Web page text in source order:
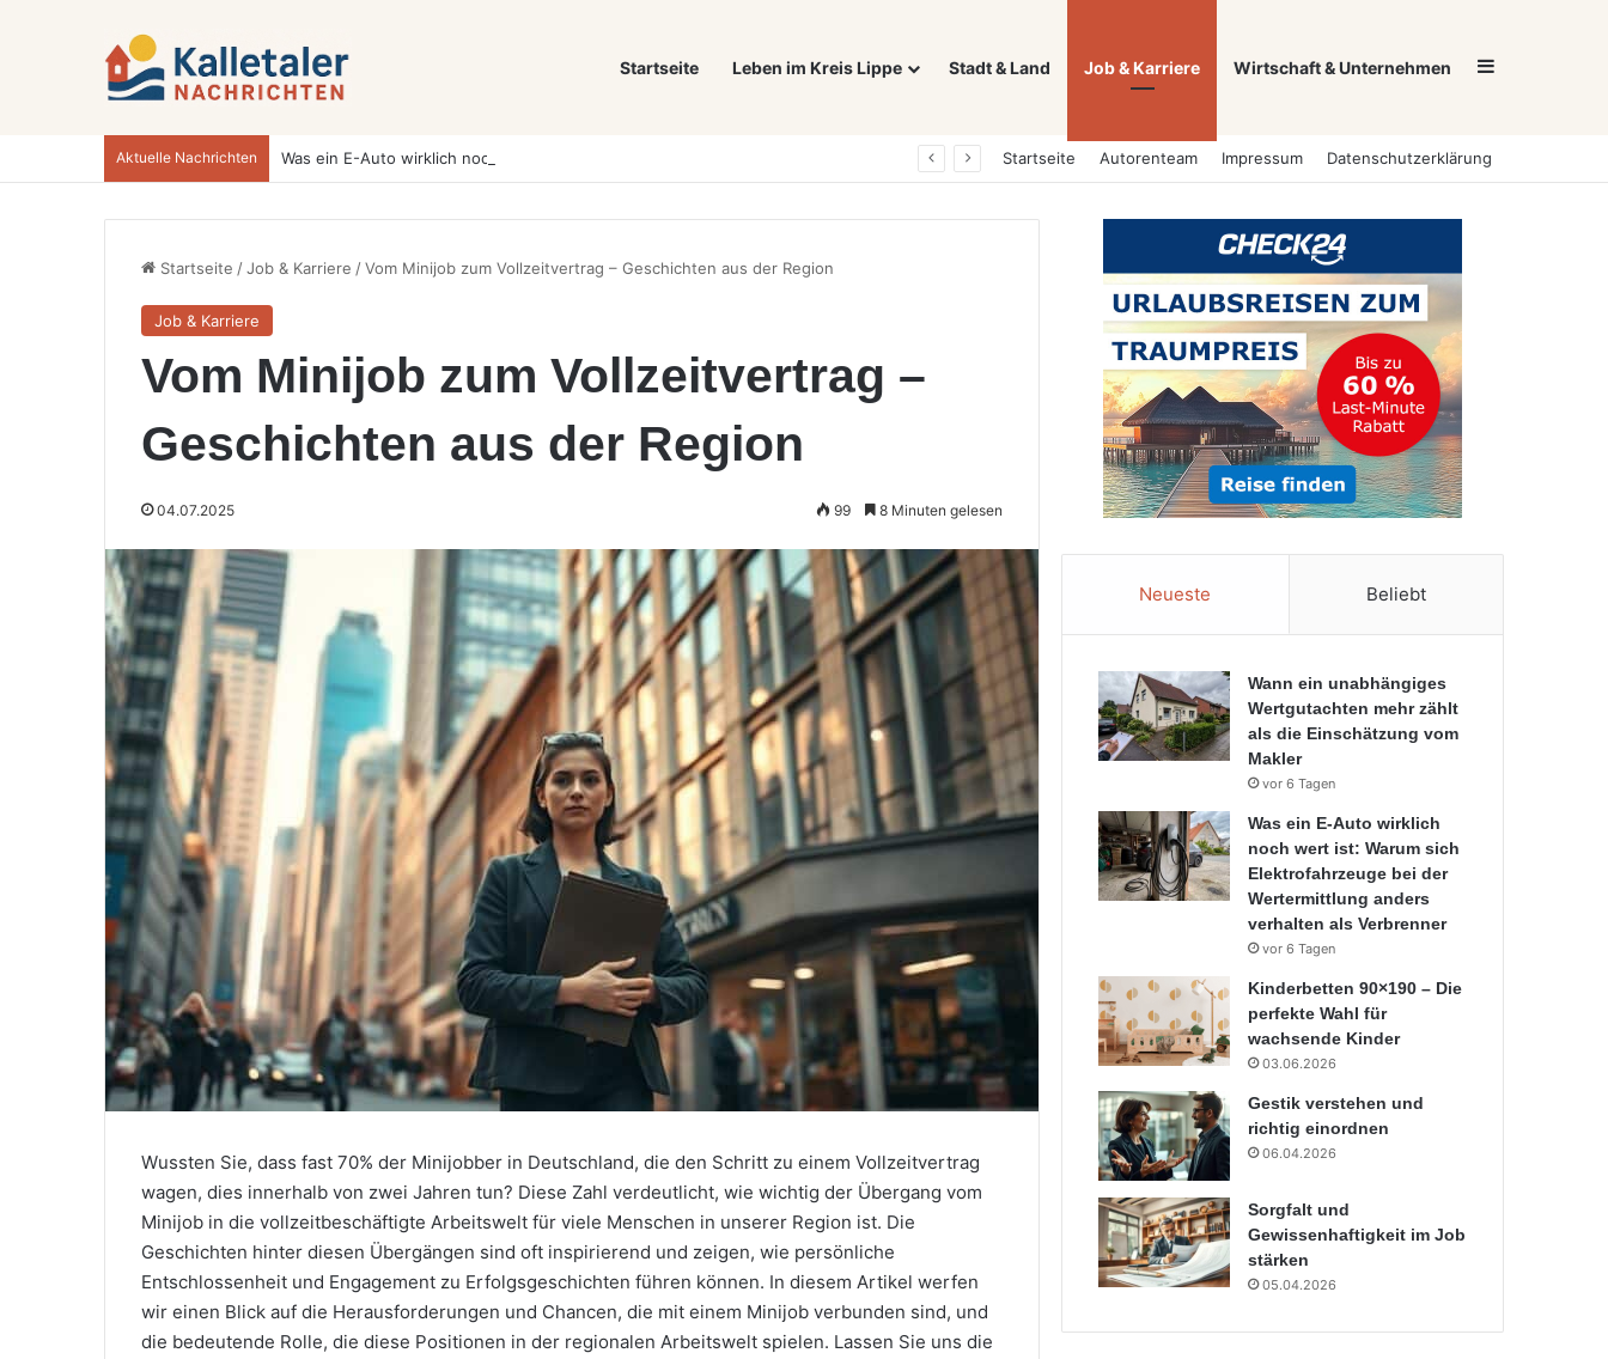
Startseite Leben im Kreis Lippe Stadt & Land Job & Karriere Wirtschaft & Unternehmen Sidebar
Aktuelle Nachrichten Startseite Autorenteam Impressum Datenschutzerklärung
Startseite /Job & Karriere /Vom Minijob zum Vollzeitvertrag – Geschichten aus der Region
Job & Karriere
Vom Minijob zum Vollzeitvertrag –
Geschichten aus der Region
04.07.2025 99 8 Minuten gelesen
Wussten Sie, dass fast 70% der Minijobber in Deutschland, die den Schritt zu einem Vollzeitvertrag
wagen, dies innerhalb von zwei Jahren tun? Diese Zahl verdeutlicht, wie wichtig der Übergang vom
Minijob in die vollzeitbeschäftigte Arbeitswelt für viele Menschen in unserer Region ist. Die
Geschichten hinter diesen Übergängen sind oft inspirierend und zeigen, wie persönliche
Entschlossenheit und Engagement zu Erfolgsgeschichten führen können. In diesem Artikel werfen
wir einen Blick auf die Herausforderungen und Chancen, die mit einem Minijob verbunden sind, und
die bedeutende Rolle, die diese Positionen in der regionalen Arbeitswelt spielen. Lassen Sie uns die
Neueste Beliebt
Wann ein unabhängiges
Wertgutachten mehr zählt
als die Einschätzung vom
Makler
vor 6 Tagen
Was ein E-Auto wirklich
noch wert ist: Warum sich
Elektrofahrzeuge bei der
Wertermittlung anders
verhalten als Verbrenner
vor 6 Tagen
Kinderbetten 90×190 – Die
perfekte Wahl für
wachsende Kinder
03.06.2026
Gestik verstehen und
richtig einordnen
06.04.2026
Sorgfalt und
Gewissenhaftigkeit im Job
stärken
05.04.2026